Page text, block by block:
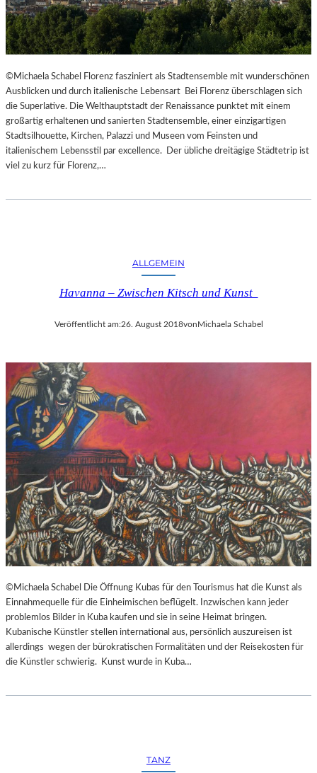
©Michaela Schabel Florenz fasziniert als Stadtensemble mit wunderschönen
Ausblicken und durch italienische Lebensart Bei Florenz überschlagen sich
die Superlative. Die Welthauptstadt der Renaissance punktet mit einem
großartig erhaltenen und sanierten Stadtensemble, einer einzigartigen
Stadtsilhouette, Kirchen, Palazzi und Museen vom Feinsten und
italienischem Lebensstil par excellence. Der übliche dreitägige Städtetrip ist
viel zu kurz für Florenz,…
ALLGEMEIN
Havanna – Zwischen Kitsch und Kunst
Veröffentlicht am:26. August 2018vonMichaela Schabel
©Michaela Schabel Die Öffnung Kubas für den Tourismus hat die Kunst als
Einnahmequelle für die Einheimischen beflügelt. Inzwischen kann jeder
problemlos Bilder in Kuba kaufen und sie in seine Heimat bringen.
Kubanische Künstler stellen international aus, persönlich auszureisen ist
allerdings wegen der bürokratischen Formalitäten und der Reisekosten für
die Künstler schwierig. Kunst wurde in Kuba…
TANZ